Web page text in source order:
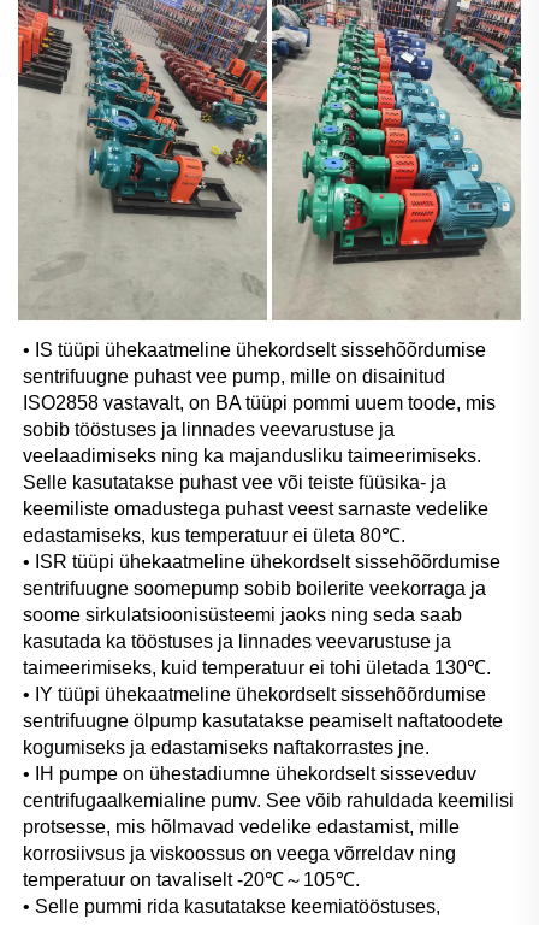
• IS tüüpi ühekaatmeline ühekordselt sissehõõrdumise
sentrifuugne puhast vee pump, mille on disainitud
ISO2858 vastavalt, on BA tüüpi pommi uuem toode, mis
sobib tööstuses ja linnades veevarustuse ja
veelaadimiseks ning ka majandusliku taimeerimiseks.
Selle kasutatakse puhast vee või teiste füüsika- ja
keemiliste omadustega puhast veest sarnaste vedelike
edastamiseks, kus temperatuur ei ületa 80℃.
• ISR tüüpi ühekaatmeline ühekordselt sissehõõrdumise
sentrifuugne soomepump sobib boilerite veekorraga ja
soome sirkulatsioonisüsteemi jaoks ning seda saab
kasutada ka tööstuses ja linnades veevarustuse ja
taimeerimiseks, kuid temperatuur ei tohi ületada 130℃.
• IY tüüpi ühekaatmeline ühekordselt sissehõõrdumise
sentrifuugne ölpump kasutatakse peamiselt naftatoodete
kogumiseks ja edastamiseks naftakorrastes jne.
• IH pumpe on ühestadiumne ühekordselt sisseveduv
centrifugaalkemialine pumv. See võib rahuldada keemilisi
protsesse, mis hõlmavad vedelike edastamist, mille
korrosiivsus ja viskoossus on veega võrreldav ning
temperatuur on tavaliselt -20℃～105℃.
• Selle pummi rida kasutatakse keemiatööstuses,